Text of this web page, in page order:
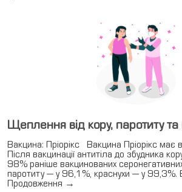
Щеплення від кору, паротиту
Вакцина: Пріорікс Вакцина Пріорікс має
Після вакцинації антитіла до збудника
98% раніше вакцинованих серонегативних
паротиту — у 96,1%, краснухи — у 99,3%.
Продовження →